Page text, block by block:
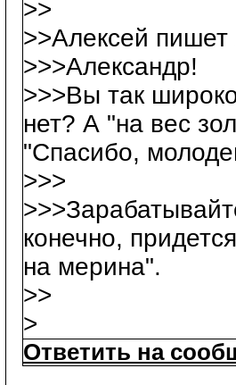
>>
>>Алексей
>>>Александр!
>>>Вы так
нет? А "на вес
"Спасибо,
>>>
конечно,
на мерина".
>>
>
Ответить на